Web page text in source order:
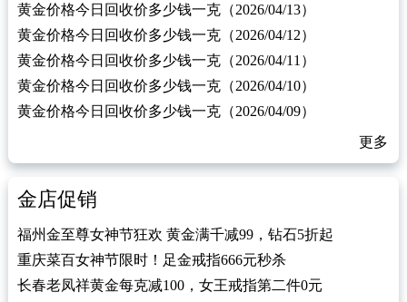
黄金价格今日回收价多少钱一克（2026/04/13）
黄金价格今日回收价多少钱一克（2026/04/12）
黄金价格今日回收价多少钱一克（2026/04/11）
黄金价格今日回收价多少钱一克（2026/04/10）
黄金价格今日回收价多少钱一克（2026/04/09）
更多
金店促销
福州金至尊女神节狂欢 黄金满千减99，钻石5折起
重庆菜百女神节限时！足金戒指666元秒杀
长春老凤祥黄金每克减100，女王戒指第二件0元